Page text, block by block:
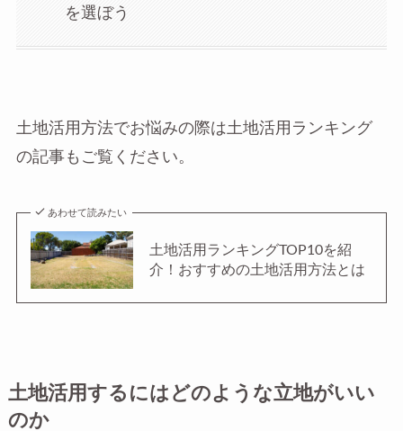
を選ぼう
土地活用方法でお悩みの際は土地活用ランキング
の記事もご覧ください。
あわせて読みたい
土地活用ランキングTOP10を紹
介！おすすめの土地活用方法とは
土地活用するにはどのような立地がいい
のか